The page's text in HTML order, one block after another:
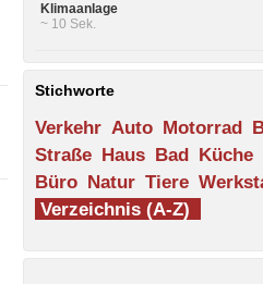
Klimaanlage
~ 10 Sek.
Stichworte
Verkehr Auto Motorrad
Straße Haus Bad Küche
Büro Natur Tiere
Verzeichnis (A-Z)